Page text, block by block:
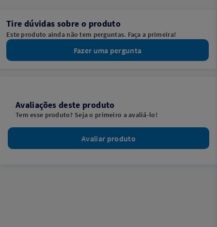
Tire dúvidas sobre o produto
Este produto ainda não tem perguntas. Faça a primeira!
Fazer uma pergunta
Avaliações deste produto
Tem esse produto? Seja o primeiro a avaliá-lo!
Avaliar produto